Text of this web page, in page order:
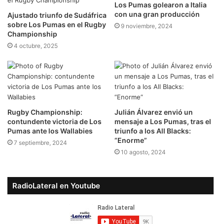
Ajustado triunfo de Sudáfrica
sobre Los Pumas en el Rugby
Championship
4 octubre, 2025
Los Pumas golearon a Italia
con una gran producción
9 noviembre, 2024
Rugby Championship:
contundente victoria de Los
Pumas ante los Wallabies
7 septiembre, 2024
Julián Álvarez envió un
mensaje a Los Pumas, tras el
triunfo a los All Blacks:
“Enorme”
10 agosto, 2024
RadioLateral en Youtube